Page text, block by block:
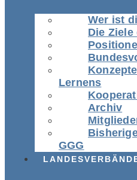
Wer ist
Die Ziele
Lernens
Archiv
GGG